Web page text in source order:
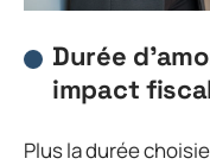
Durée
impact
Plus la durée